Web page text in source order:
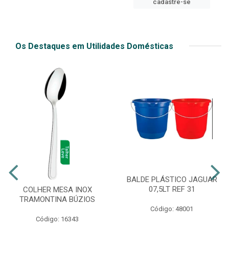
cadastre-se
Os Destaques em Utilidades Domésticas
COLHER MESA INOX
TRAMONTINA BÚZIOS
Código: 16343
BALDE PLÁSTICO JAGUAR
07,5LT REF 31
Código: 48001